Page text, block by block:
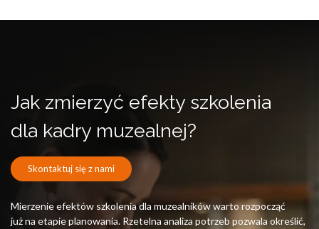
Jak zmierzyć efekty szkolenia
dla kadry muzealnej?
Skontaktuj się z nami
Mierzenie efektów szkolenia dla muzealników warto rozpocząć
już na etapie planowania. Rzetelna analiza potrzeb pozwala określić,